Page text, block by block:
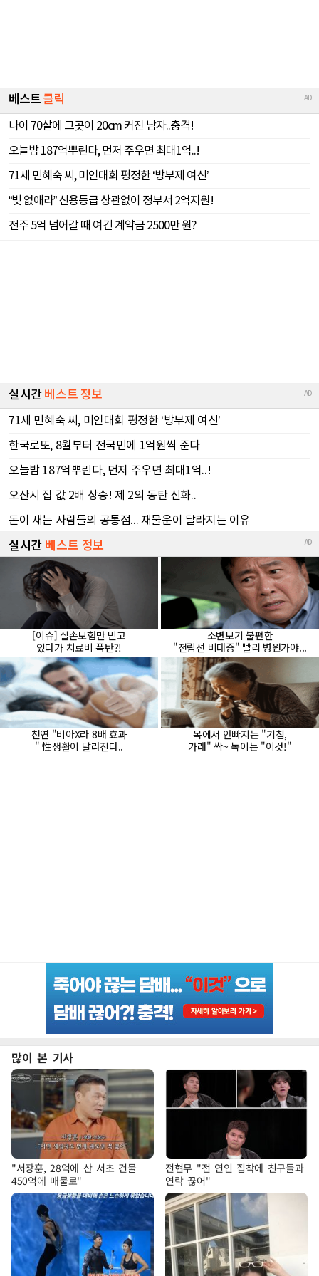
많이 본 기사
"서장훈, 28억에 산 서초 건물
450억에 매물로"
전현무 "전 연인 집착에 친구들과
연락 끊어"